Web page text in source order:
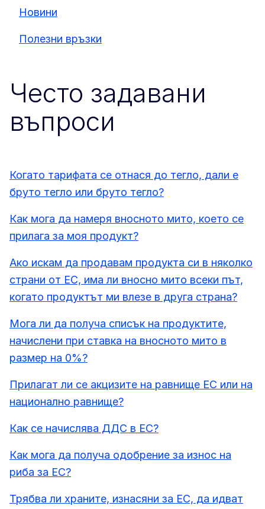
Новини
Полезни връзки
Често задавани
въпроси
Когато тарифата се отнася до тегло, дали е
бруто тегло или бруто тегло?
Как мога да намеря вносното мито, което се
прилага за моя продукт?
Ако искам да продавам продукта си в няколко
страни от ЕС, има ли вносно мито всеки път,
когато продуктът ми влезе в друга страна?
Мога ли да получа списък на продуктите,
начислени при ставка на вносното мито в
размер на 0%?
Прилагат ли се акцизите на равнище ЕС или на
национално равнище?
Как се начислява ДДС в ЕС?
Как мога да получа одобрение за износ на
риба за ЕС?
Трябва ли храните, изнасяни за ЕС, да идват